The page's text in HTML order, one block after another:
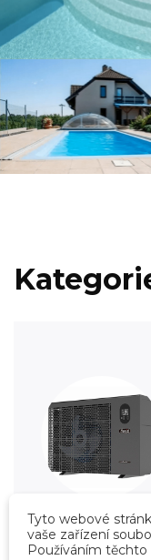
Vytápění
Tyto webové
vaše zařízení
Používáním těchto